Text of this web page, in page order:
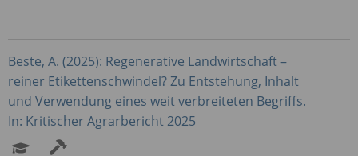
Beste, A. (2025): Regenerative Landwirtschaft –
reiner Etikettenschwindel? Zu Entstehung, Inhalt
und Verwendung eines weit verbreiteten Begriffs.
In: Kritischer Agrarbericht 2025